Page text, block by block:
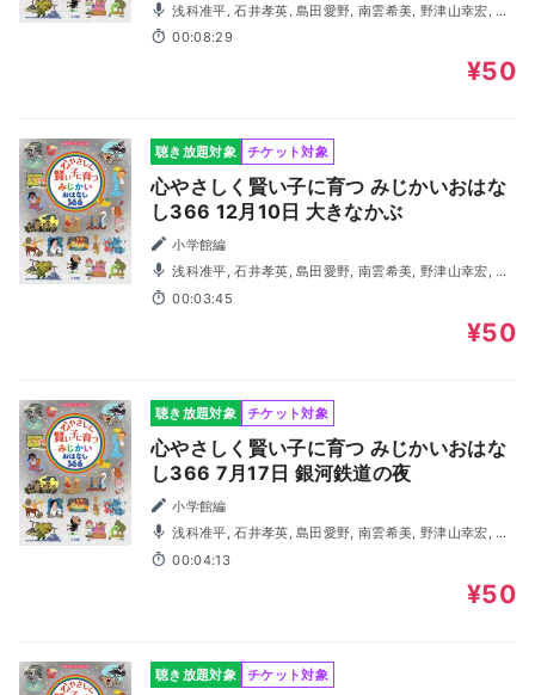
浅科准平, 石井孝英, 島田愛野, 南雲希美, 野津山幸宏, 八
木田幸恵, 山谷祥生, 神森徹也（歌・演奏）
00:08:29
¥50
聴き放題対象 チケット対象
心やさしく賢い子に育つ みじかいおはな
し366 12月10日 大きなかぶ
小学館編
浅科准平, 石井孝英, 島田愛野, 南雲希美, 野津山幸宏, 八
木田幸恵, 山谷祥生, 神森徹也（歌・演奏）
00:03:45
¥50
聴き放題対象 チケット対象
心やさしく賢い子に育つ みじかいおはな
し366 7月17日 銀河鉄道の夜
小学館編
浅科准平, 石井孝英, 島田愛野, 南雲希美, 野津山幸宏, 八
木田幸恵, 山谷祥生, 神森徹也（歌・演奏）
00:04:13
¥50
聴き放題対象 チケット対象